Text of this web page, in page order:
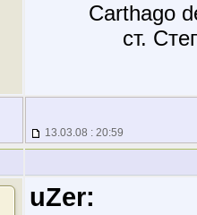
Carthago
ст.
13.03.08 : 20:59
uZer: